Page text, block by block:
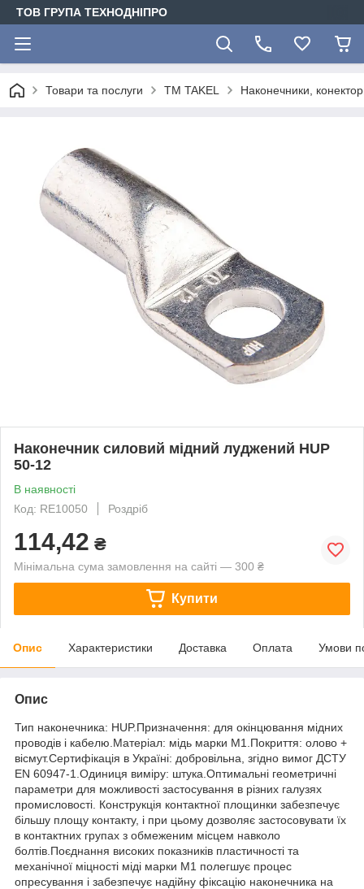
ТОВ ГРУПА ТЕХНОДНІПРО
Товари та послуги TM TAKEL Наконечники,
Наконечник силовий мідний луджений HUP
50-12
В наявності
Код: RE10050
Роздріб
114,42 ₴
Мінімальна сума замовлення на сайті — 300 ₴
Купити
Опис Характеристики Доставка Оплата Умови
Опис
Тип наконечника: HUP.Призначення: для окінцювання мідних
проводів і кабелю.Матеріал: мідь марки М1.Покриття: олово +
вісмут.Сертифікація в Україні: добровільна, згідно вимог ДСТУ
EN 60947-1.Одиниця виміру: штука.Оптимальні геометричні
параметри для можливості застосування в різних галузях
промисловості. Конструкція контактної площинки забезпечує
більшу площу контакту, і при цьому дозволяє застосовувати їх
в контактних групах з обмеженим місцем навколо
болтів.Поєднання високих показників пластичності та
механічної міцності міді марки М1 полегшує процес
опресування і забезпечує надійну фіксацію наконечника на